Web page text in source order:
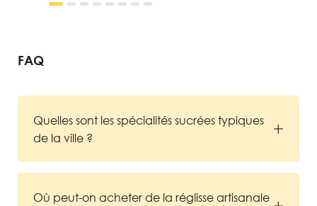
FAQ
Quelles sont les spécialités sucrées typiques
de la ville ?
Où peut-on acheter de la réglisse artisanale